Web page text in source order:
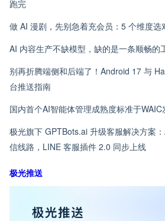
跑完
做 AI 漫剧，先别急着充会员：5 个维度选
AI 内容生产不缺模型，缺的是一条顺畅的
别再折腾端侧和后端了！Android 17 与
台推送指南
国内首个AI智能体管理成熟度标准于
极光旗下 GPTBots.ai 升级客服解决方案
信线路，LINE 客服插件 2.0 同步上线
极光推送